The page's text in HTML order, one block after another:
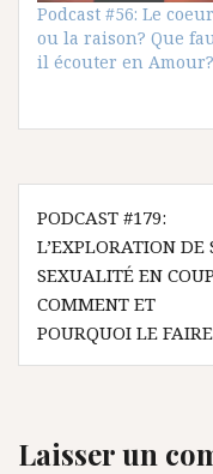
Podcast #56: Le coeur
ou la raison? Que
il écouter en Amour?
Navigation
de
l’article
PODCAST #179:
L’EXPLORATION DE
SEXUALITÉ EN
COMMENT ET
POURQUOI LE
Laisser un